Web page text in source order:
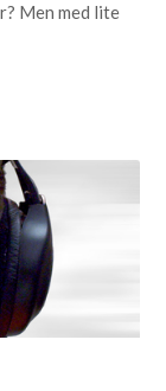
Men med lite